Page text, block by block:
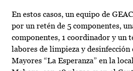
En estos casos, un equipo de
por un retén de 5 componentes,
componentes, 1 coordinador y un
labores de limpieza y desinfección
Mayores “La Esperanza” en la